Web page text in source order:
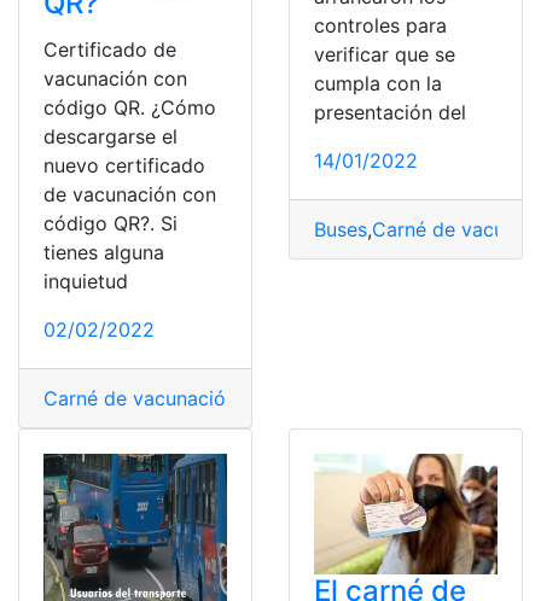
Certificado de
vacunación con
código QR. ¿Cómo
descargarse el
nuevo certificado
de vacunación con
código QR?. Si
tienes alguna
inquietud
02/02/2022
Carné de vacunación
controles para
verificar que se
cumpla con la
presentación del
14/01/2022
Buses,Carné de
El carné de